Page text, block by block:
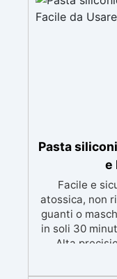
Pasta
e
Facile e
atossica, non
guanti o
in soli 30
Alta
complessi